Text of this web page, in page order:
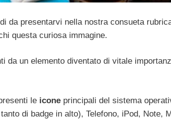
da presentarvi nella nostra consueta
questa curiosa immagine.
da un elemento diventato di vitale
le icone principali del sistema
di badge in alto), Telefono, iPod, Note,